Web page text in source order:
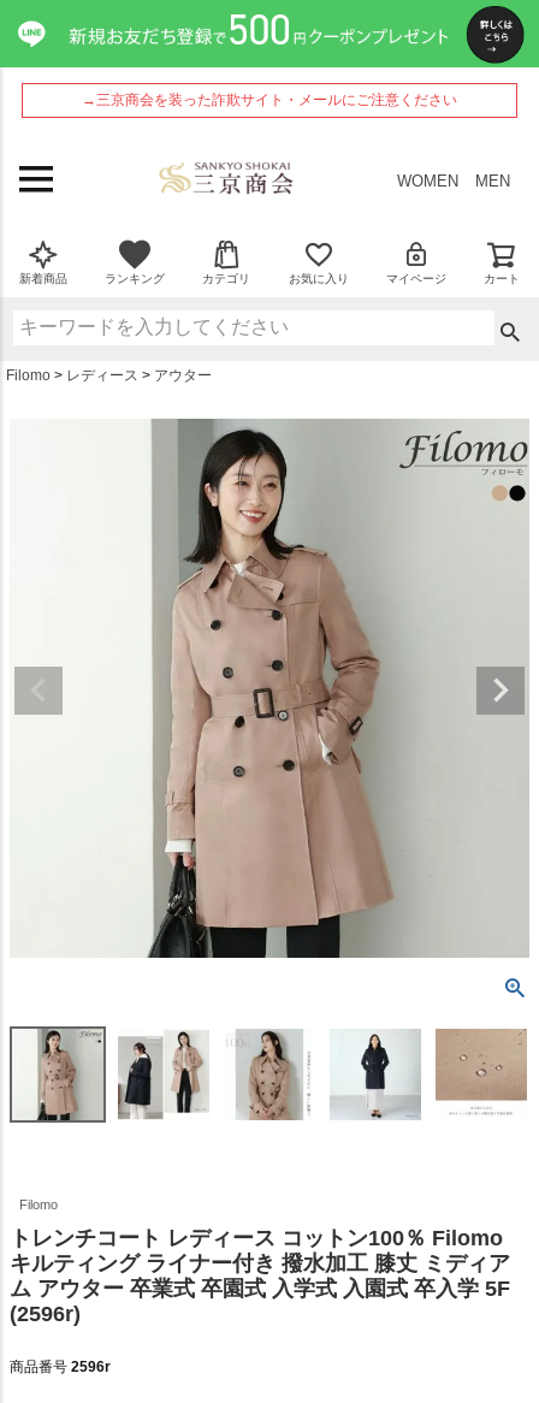
→三京商会を装った詐欺サイト・メールにご注意ください
WOMEN MEN
新着商品 ランキング カテゴリ お気に入り マイページ カート
Filomo レディース アウター
Filomo
トレンチコート レディース コットン100％ Filomo
キルティング ライナー付き 撥水加工 膝丈 ミディア
ム アウター 卒業式 卒園式 入学式 入園式 卒入学 5F
(2596r)
商品番号 2596r
ペー
ジト
ップ
へ